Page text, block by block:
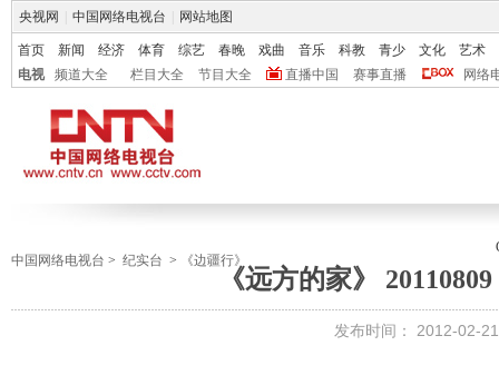
央视网 中国网络电视台 网站地图
首页 新闻 经济 体育 综艺 春晚 戏曲 音乐 科教 青少 文化
艺术
电视
频道大全 栏目大全 节目大全 直播中国 赛事直播 网络
中国网络电视台 > 纪实台 > 《边疆行》
《远方的家》
发布时间： 2012-02-